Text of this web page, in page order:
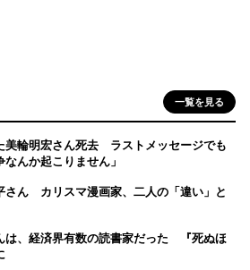
一覧を見る
美輪明宏さん死去 ラストメッセージでも
んか起こりません」
さん カリスマ漫画家、二人の「違い」と
は、経済界有数の読書家だった 『死ぬほ